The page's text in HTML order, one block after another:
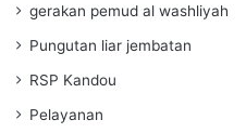
gerakan pemud al washliyah
Pungutan liar jembatan
RSP Kandou
Pelayanan